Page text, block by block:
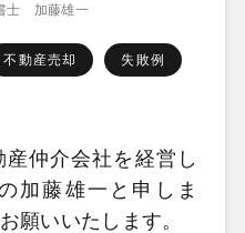
士 加藤雄一
不動産売却 失敗例
仲介会社を経営し
加藤雄一と申しま
願いいたします。